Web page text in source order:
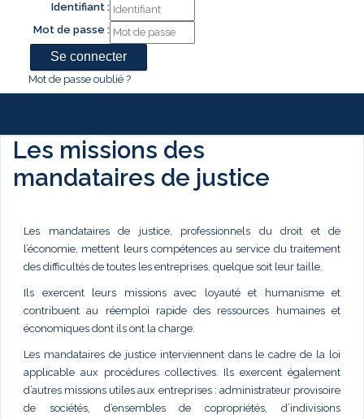
Identifiant :
Mot de passe :
Mot de passe oublié ?
Les missions des
mandataires de justice
Les mandataires de justice, professionnels du droit et de
l’économie, mettent leurs compétences au service du traitement
des difficultés de toutes les entreprises, quelque soit leur taille.
Ils exercent leurs missions avec loyauté et humanisme et
contribuent au réemploi rapide des ressources humaines et
économiques dont ils ont la charge.
Les mandataires de justice interviennent dans le cadre de la loi
applicable aux procédures collectives. Ils exercent également
d’autres missions utiles aux entreprises : administrateur provisoire
de sociétés, d’ensembles de copropriétés, d’indivisions